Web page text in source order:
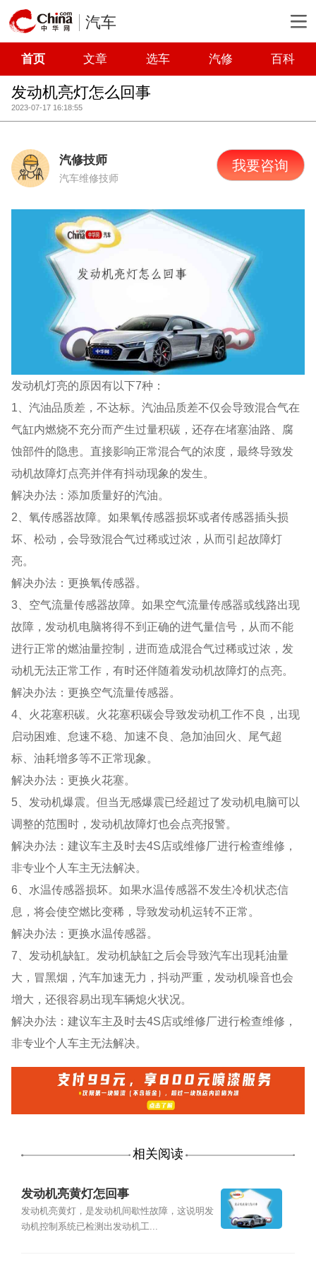
汽车
首页 文章 选车 汽修 百科
发动机亮灯怎么回事
2023-07-17 16:18:55
汽修技师
汽车维修技师
我要咨询
发动机灯亮的原因有以下7种：
1、汽油品质差，不达标。汽油品质差不仅会导致混合气在
气缸内燃烧不充分而产生过量积碳，还存在堵塞油路、腐
蚀部件的隐患。直接影响正常混合气的浓度，最终导致发
动机故障灯点亮并伴有抖动现象的发生。
解决办法：添加质量好的汽油。
2、氧传感器故障。如果氧传感器损坏或者传感器插头损
坏、松动，会导致混合气过稀或过浓，从而引起故障灯
亮。
解决办法：更换氧传感器。
3、空气流量传感器故障。如果空气流量传感器或线路出现
故障，发动机电脑将得不到正确的进气量信号，从而不能
进行正常的燃油量控制，进而造成混合气过稀或过浓，发
动机无法正常工作，有时还伴随着发动机故障灯的点亮。
解决办法：更换空气流量传感器。
4、火花塞积碳。火花塞积碳会导致发动机工作不良，出现
启动困难、怠速不稳、加速不良、急加油回火、尾气超
标、油耗增多等不正常现象。
解决办法：更换火花塞。
5、发动机爆震。但当无感爆震已经超过了发动机电脑可以
调整的范围时，发动机故障灯也会点亮报警。
解决办法：建议车主及时去4S店或维修厂进行检查维修，
非专业个人车主无法解决。
6、水温传感器损坏。如果水温传感器不发生冷机状态信
息，将会使空燃比变稀，导致发动机运转不正常。
解决办法：更换水温传感器。
7、发动机缺缸。发动机缺缸之后会导致汽车出现耗油量
大，冒黑烟，汽车加速无力，抖动严重，发动机噪音也会
增大，还很容易出现车辆熄火状况。
解决办法：建议车主及时去4S店或维修厂进行检查维修，
非专业个人车主无法解决。
相关阅读
发动机亮黄灯怎回事
发动机亮黄灯，是发动机间歇性故障，这说明发
动机控制系统已检测出发动机工...